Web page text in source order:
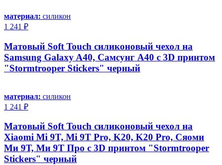
материал: силикон
1 241 ₽
Матовый Soft Touch силиконовый чехол на
Samsung Galaxy A40, Самсунг А40 с 3D принтом
"Stormtrooper Stickers" черный
материал: силикон
1 241 ₽
Матовый Soft Touch силиконовый чехол на
Xiaomi Mi 9T, Mi 9T Pro, K20, K20 Pro, Сяоми
Ми 9Т, Ми 9Т Про с 3D принтом "Stormtrooper
Stickers" черный